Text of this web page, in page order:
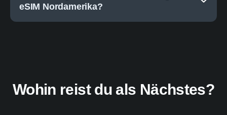
eSIM Nordamerika?
Wohin reist du als Nächstes?